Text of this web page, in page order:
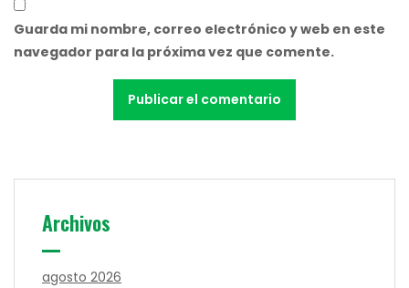
Guarda mi nombre, correo electrónico y web en este
navegador para la próxima vez que comente.
Archivos
agosto 2026